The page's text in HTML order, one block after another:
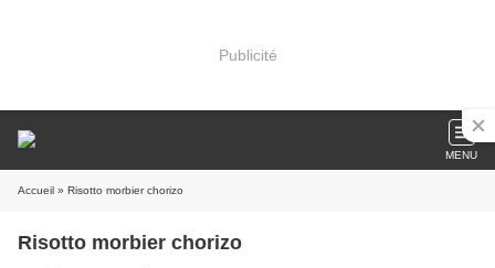
Publicité
MENU
Accueil » Risotto morbier chorizo
Risotto morbier chorizo